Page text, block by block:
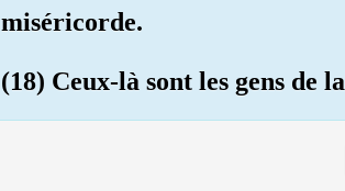
miséricorde.
(18) Ceux-là sont les gens de